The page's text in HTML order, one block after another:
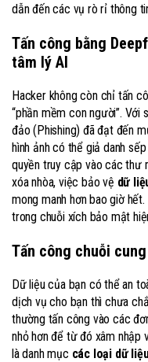
dẫn đến các vụ rò rỉ thông
Tấn công bằng
tâm lý AI
Hacker không còn chỉ tấn
“phần mềm con người”.
đảo (Phishing) đã đạt đến
hình ảnh có thể giả danh
quyền truy cập vào các thư
xóa nhòa, việc bảo vệ dữ
mong manh hơn bao giờ
trong chuỗi xích bảo mật
Tấn công chuỗi
Dữ liệu của bạn có thể an
dịch vụ cho bạn thì chưa
thường tấn công vào các
nhỏ hơn để từ đó xâm nhập
là danh mục các loại dữ